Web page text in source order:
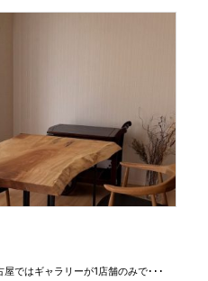
ではギャラリーが1店舗のみで･･･